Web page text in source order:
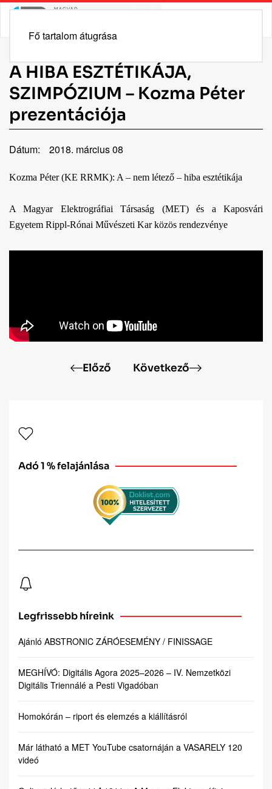
Fő tartalom átugrása
A HIBA ESZTÉTIKÁJA,
SZIMPÓZIUM – Kozma Péter
prezentációja
Dátum: 2018. március 08
Kozma Péter (KE RRMK): A – nem létező – hiba esztétikája
A Magyar Elektrográfiai Társaság (MET) és a Kaposvári
Egyetem Rippl-Rónai Művészeti Kar közös rendezvénye
Előző Következő
Adó 1 % felajánlása
Legfrissebb híreink
Ajánló ABSTRONIC ZÁRÓESEMÉNY / FINISSAGE
MEGHÍVÓ: Digitális Agora 2025–2026 – IV. Nemzetközi
Digitális Triennálé a Pesti Vigadóban
Homokórán – riport és elemzés a kiállításról
Már látható a MET YouTube csatornáján a VASARELY 120
videó